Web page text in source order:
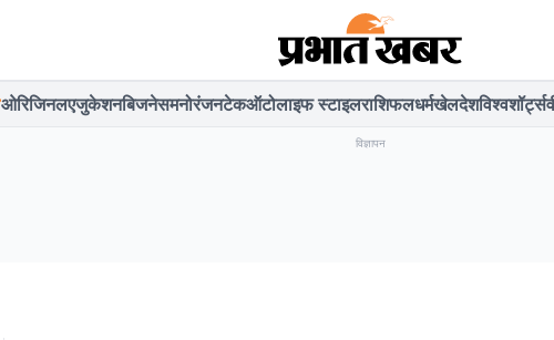
ओरिजिनलएजुकेशनबिजनेसमनोरंजनटेकऑटोलाइफ स्टाइलराशिफलधर्मखेलदेशविश्वशॉर्ट्स
विज्ञापन